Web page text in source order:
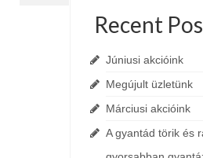
Recent
Júniusi akcióink
Megújult üzletünk
Márciusi akcióink
A gyantád törik és